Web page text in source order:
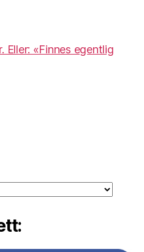
Eller: «Finnes egentlig